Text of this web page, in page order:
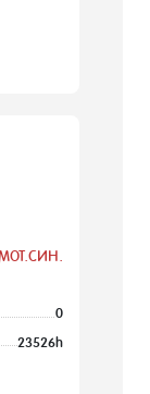
0
23526h